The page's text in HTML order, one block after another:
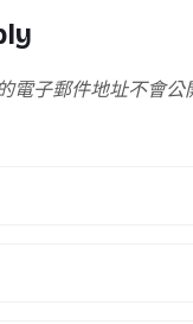
電子郵件地址不會公